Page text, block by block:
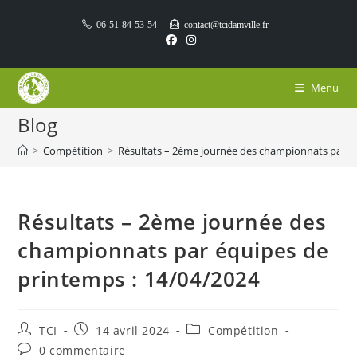
06-51-84-53-54 contact@tcidamville.fr
Menu
Blog
> Compétition > Résultats – 2ème journée des championnats par
Résultats – 2ème journée des
championnats par équipes de
printemps : 14/04/2024
Auteur/autrice
de
TCI
Publication
publiée :
14 avril 2024
PostCompétition
Commentaires
0 commentaire